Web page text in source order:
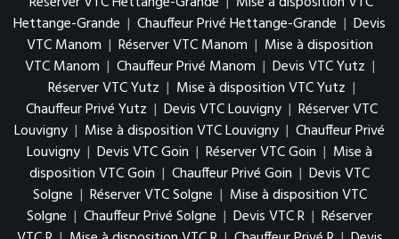
Hettange-Grande | Chauffeur Privé Hettange-Grande | Devis
VTC Manom | Réserver VTC Manom | Mise à disposition
VTC Manom | Chauffeur Privé Manom | Devis VTC Yutz |
Réserver VTC Yutz | Mise à disposition VTC Yutz |
Chauffeur Privé Yutz | Devis VTC Louvigny | Réserver VTC
Louvigny | Mise à disposition VTC Louvigny | Chauffeur Privé
Louvigny | Devis VTC Goin | Réserver VTC Goin | Mise à
disposition VTC Goin | Chauffeur Privé Goin | Devis VTC
Solgne | Réserver VTC Solgne | Mise à disposition VTC
Solgne | Chauffeur Privé Solgne | Devis VTC R | Réserver